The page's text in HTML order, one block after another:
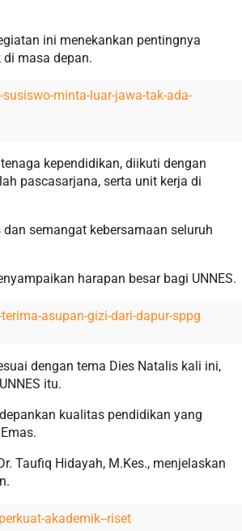
ini menekankan pentingnya
masa depan.
minta-luar-jawa-tak-ada-
kependidikan, diikuti dengan
pascasarjana, serta unit kerja di
semangat kebersamaan seluruh
harapan besar bagi UNNES.
asupan-gizi-dari-dapur-sppg
dengan tema Dies Natalis kali ini,
itu.
kualitas pendidikan yang
Taufiq Hidayah, M.Kes., menjelaskan
akademik--riset